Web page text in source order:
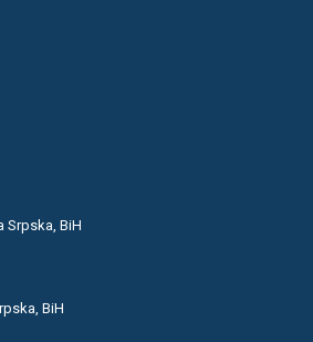
Srpska, BiH
BiH